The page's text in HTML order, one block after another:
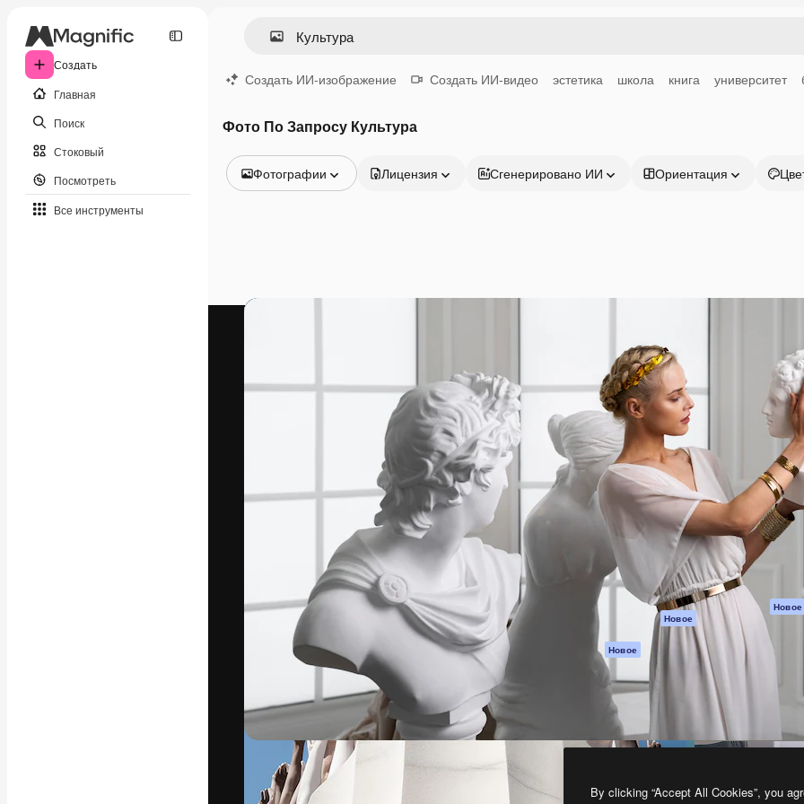
Создать
Главная
Поиск
Стоковый
Посмотреть
Все инструменты
Создать ИИ-изображение Создать ИИ-видео эстетика школа книга университет
Фото По Запросу Культура
Фотографии
Видео
3D-модели
Шрифты
Лицензия Сгенерировано ИИ Ориентация
Креативная платформа для создания
ваших лучших работ. Более 1 миллиона
подписчиков среди креаторов,
предприятий, агентств и студий.
Pусский
Продукция
Spaces
ИИ-помощник
Генератор
изображений ИИ
Генератор видео
Генератор голоса
на основе ИИ
Стоковый контент
MCP для
Claude/ChatGPT
Новое
Агенты Новое
Мобильное
приложение
Все инструменты
Magnific
Начать
Документация
Пакету ИИ
Служба
поддержки
Условия и
положения
Политика
Оригиналы
Новое
Политика файлов
cookie
Центр доверия
Партнеры
Предприятие
By clicking “Accept All Cookies”, you